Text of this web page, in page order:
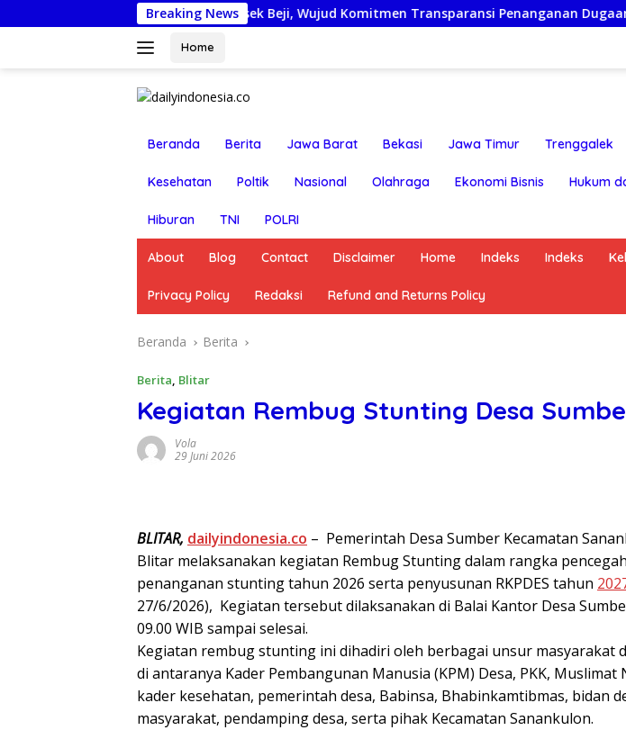
ke
Breaking News
Anggota Reskrim Polsek Beji, Wujud Komitmen Transparansi Penanganan Dugaan
Home
Beranda Berita Jawa Barat Bekasi Jawa Timur Trenggalek
Kesehatan Poltik Nasional Olahraga Ekonomi Bisnis Hukum
Hiburan TNI POLRI
About Blog Contact Disclaimer Home Indeks Indeks
Privacy Policy Redaksi Refund and Returns Policy
Beranda Berita
Berita, Blitar
Kegiatan Rembug Stunting Desa
Vola
29 Juni 2026
BLITAR, dailyindonesia.co – Pemerintah Desa Sumber Kecamatan
Blitar melaksanakan kegiatan Rembug Stunting dalam rangka
penanganan stunting tahun 2026 serta penyusunan RKPDES tahun
27/6/2026), Kegiatan tersebut dilaksanakan di Balai Kantor Desa
09.00 WIB sampai selesai.
Kegiatan rembug stunting ini dihadiri oleh berbagai unsur masyarakat
di antaranya Kader Pembangunan Manusia (KPM) Desa, PKK, Muslimat
kader kesehatan, pemerintah desa, Babinsa, Bhabinkamtibmas, bidan
masyarakat, pendamping desa, serta pihak Kecamatan Sanankulon.